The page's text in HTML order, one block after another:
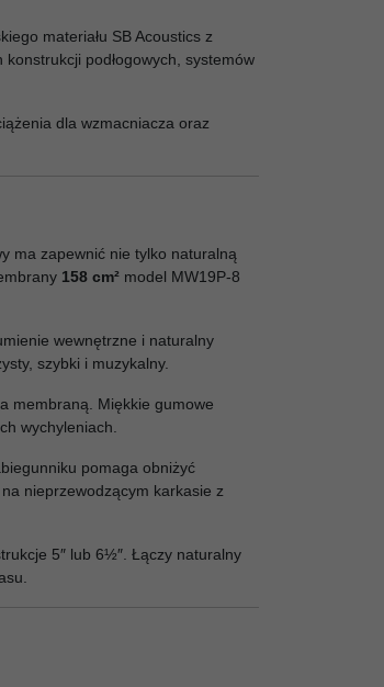
materiału SB Acoustics z
podłogowych, systemów
dla wzmacniacza oraz
ma zapewnić nie tylko naturalną
158 cm² model MW19P-8
wewnętrzne i naturalny
szybki i muzykalny.
membraną. Miękkie gumowe
wychyleniach.
pomaga obniżyć
na nieprzewodzącym karkasie z
5″ lub 6½″. Łączy naturalny